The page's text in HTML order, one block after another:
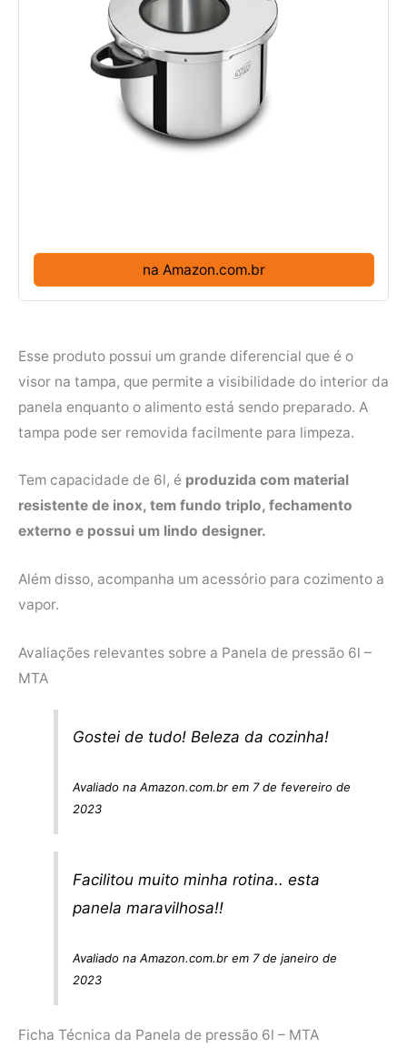
na Amazon.com.br
Esse produto possui um grande diferencial que é o
visor na tampa, que permite a visibilidade do interior da
panela enquanto o alimento está sendo preparado. A
tampa pode ser removida facilmente para limpeza.
Tem capacidade de 6l, é produzida com material
resistente de inox, tem fundo triplo, fechamento
externo e possui um lindo designer.
Além disso, acompanha um acessório para cozimento a
vapor.
Avaliações relevantes sobre a Panela de pressão 6l –
MTA
Gostei de tudo! Beleza da cozinha!
Avaliado na Amazon.com.br em 7 de fevereiro de
2023
Facilitou muito minha rotina.. esta
panela maravilhosa!!
Avaliado na Amazon.com.br em 7 de janeiro de
2023
Ficha Técnica da Panela de pressão 6l – MTA